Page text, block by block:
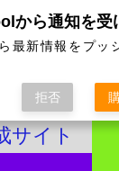
サイト
から通知を受
最新情報をプッ
拒否